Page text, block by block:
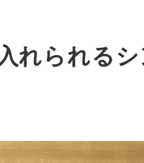
れられる